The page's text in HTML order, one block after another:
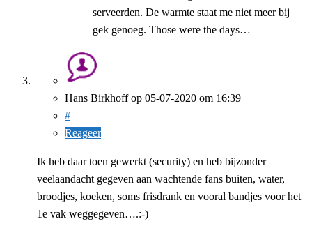
serveerden. De warmte staat me niet meer bij
gek genoeg. Those were the days…
Hans Birkhoffop 05-07-2020 om 16:39
#
Reageer
Ik heb daar toen gewerkt (security) en heb bijzonder
veelaandacht gegeven aan wachtende fans buiten, water,
broodjes, koeken, soms frisdrank en vooral bandjes voor het
1e vak weggegeven….:-)